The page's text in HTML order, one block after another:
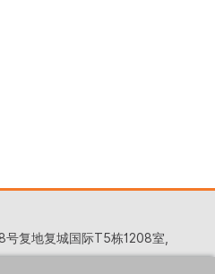
复地复城国际T5栋1208室,